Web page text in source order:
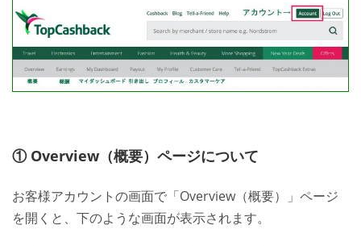
① Overview（概要）ページについて
お客様アカウントの画面で「Overview（概要）」ページ
を開くと、下のような画面が表示されます。